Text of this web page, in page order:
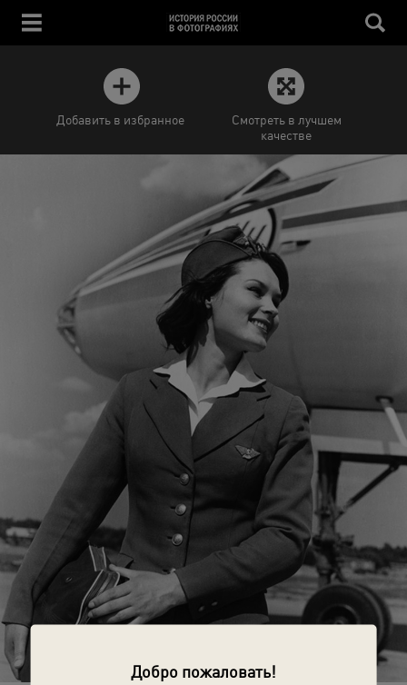
Добро пожаловать!
Добавить в избранное
Смотреть в лучшем
качестве